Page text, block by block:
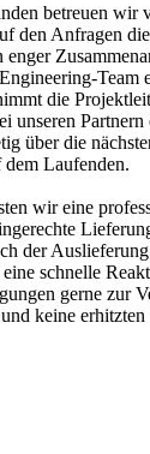
betreuen wir
den Anfragen
die
unseren Partnern
über die
Laufenden.
wir eine
der
schnelle
gerne zur
keine erhitzten